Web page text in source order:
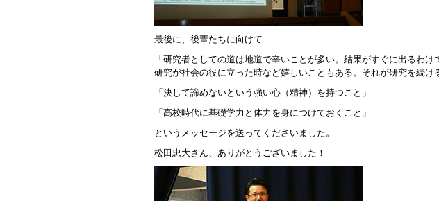
最後に、後輩たちに向けて
「研究者としての道は地道で辛いことが多い。結果がすぐに出るわ
研究が社会の役に立った時など嬉しいこともある。それが研究を続け
「決して諦めないという強い心（精神）を持つこと」
「高校時代に基礎学力と体力を身につけておくこと」
というメッセージを送ってくださいました。
松田忠大さん、ありがとうございました！